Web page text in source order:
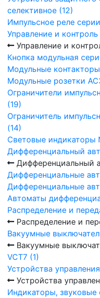
селективное (12)
Импульсное реле
Управление и контроль
Управление и
Кнопка модульная
Модульные
Модульные розетки
Ограничители
(19)
Ограничитель
(14)
Световые индикаторы
Дифференциальный
Дифференциальный
Дифференциальные
Дифференциальные
Автоматы
Распределение и
Распределение и
Вакуумные
Вакуумные
VCT7 (1)
Устройства
Устройства
Индикаторы, звуковые